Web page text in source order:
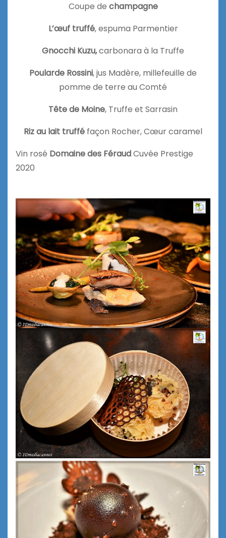
Coupe de champagne
L’œuf truffé, espuma Parmentier
Gnocchi Kuzu,carbonara à la Truffe
Poularde Rossini, jus Madère, millefeuille de
pomme de terre au Comté
Tête de Moine, Truffe et Sarrasin
Riz au lait truffé façon Rocher, Cœur caramel
Vin rosé Domaine des FéraudCuvée Prestige
2020